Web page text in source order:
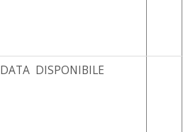
DATA DISPONIBILE